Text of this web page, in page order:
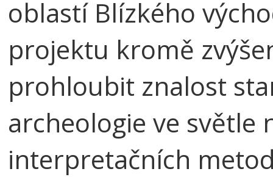
oblastí Blízkého
projektu kromě
prohloubit znalost
archeologie ve světle
interpretačních